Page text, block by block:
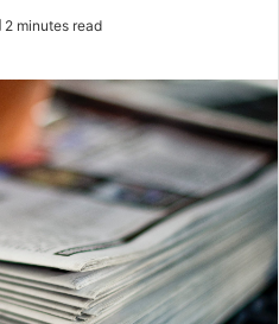
2 minutes read